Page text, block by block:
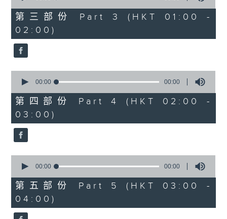
0
seconds
第三部份 Part 3 (HKT 01:00 -
02:00)
seconds
0
seconds
00:00 00:00
第四部份 Part 4 (HKT 02:00 -
03:00)
seconds
0
seconds
00:00 00:00
第五部份 Part 5 (HKT 03:00 -
04:00)